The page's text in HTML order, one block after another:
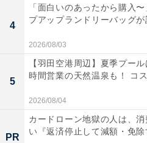
きょうだいで成績に差がある
悩みます。特に受験シーズン
にしてしまうケースも。オト
できたかを見ていきたい」と
「きょうだい間で、志望校に
違いは今後必ず生じるはず。
にするのは違う気がするんで
4
「面白いのあったから購入
プアップランドリーバッグが
2026/08/03
5
【羽田空港周辺】夏季プー
時間営業の天然温泉も！ コ
2026/08/04
PR
カードローン地獄の人は、
い『返済停止して減額・免除